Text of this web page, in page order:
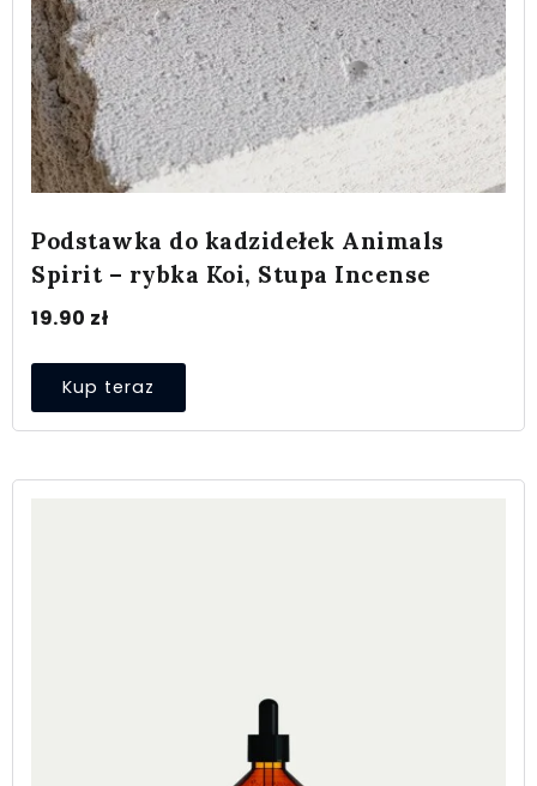
Podstawka do kadzidełek Animals
Spirit – rybka Koi, Stupa Incense
19.90 zł
Kup teraz